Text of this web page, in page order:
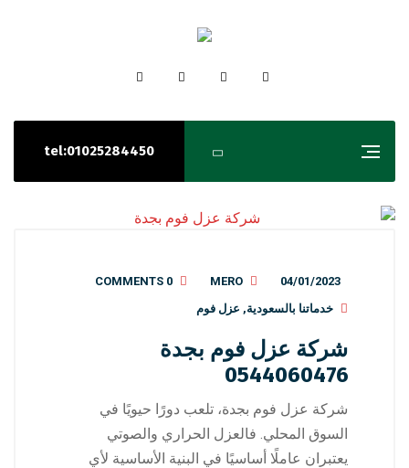
tel:01025284450
04/01/2023
MERO
0 COMMENTS
خدماتنا بالسعودية, عزل فوم
شركة عزل فوم بجدة
0544060476
شركة عزل فوم بجدة، تلعب دورًا حيويًا في
السوق المحلي. فالعزل الحراري والصوتي
يعتبران عاملًا أساسيًا في البنية الأساسية لأي